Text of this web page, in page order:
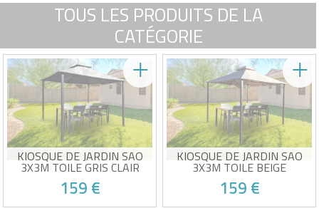
TOUS LES PRODUITS DE LA
CATÉGORIE
KIOSQUE DE JARDIN SAO
3X3M TOILE GRIS CLAIR
159 €
KIOSQUE DE JARDIN SAO
3X3M TOILE BEIGE
159 €